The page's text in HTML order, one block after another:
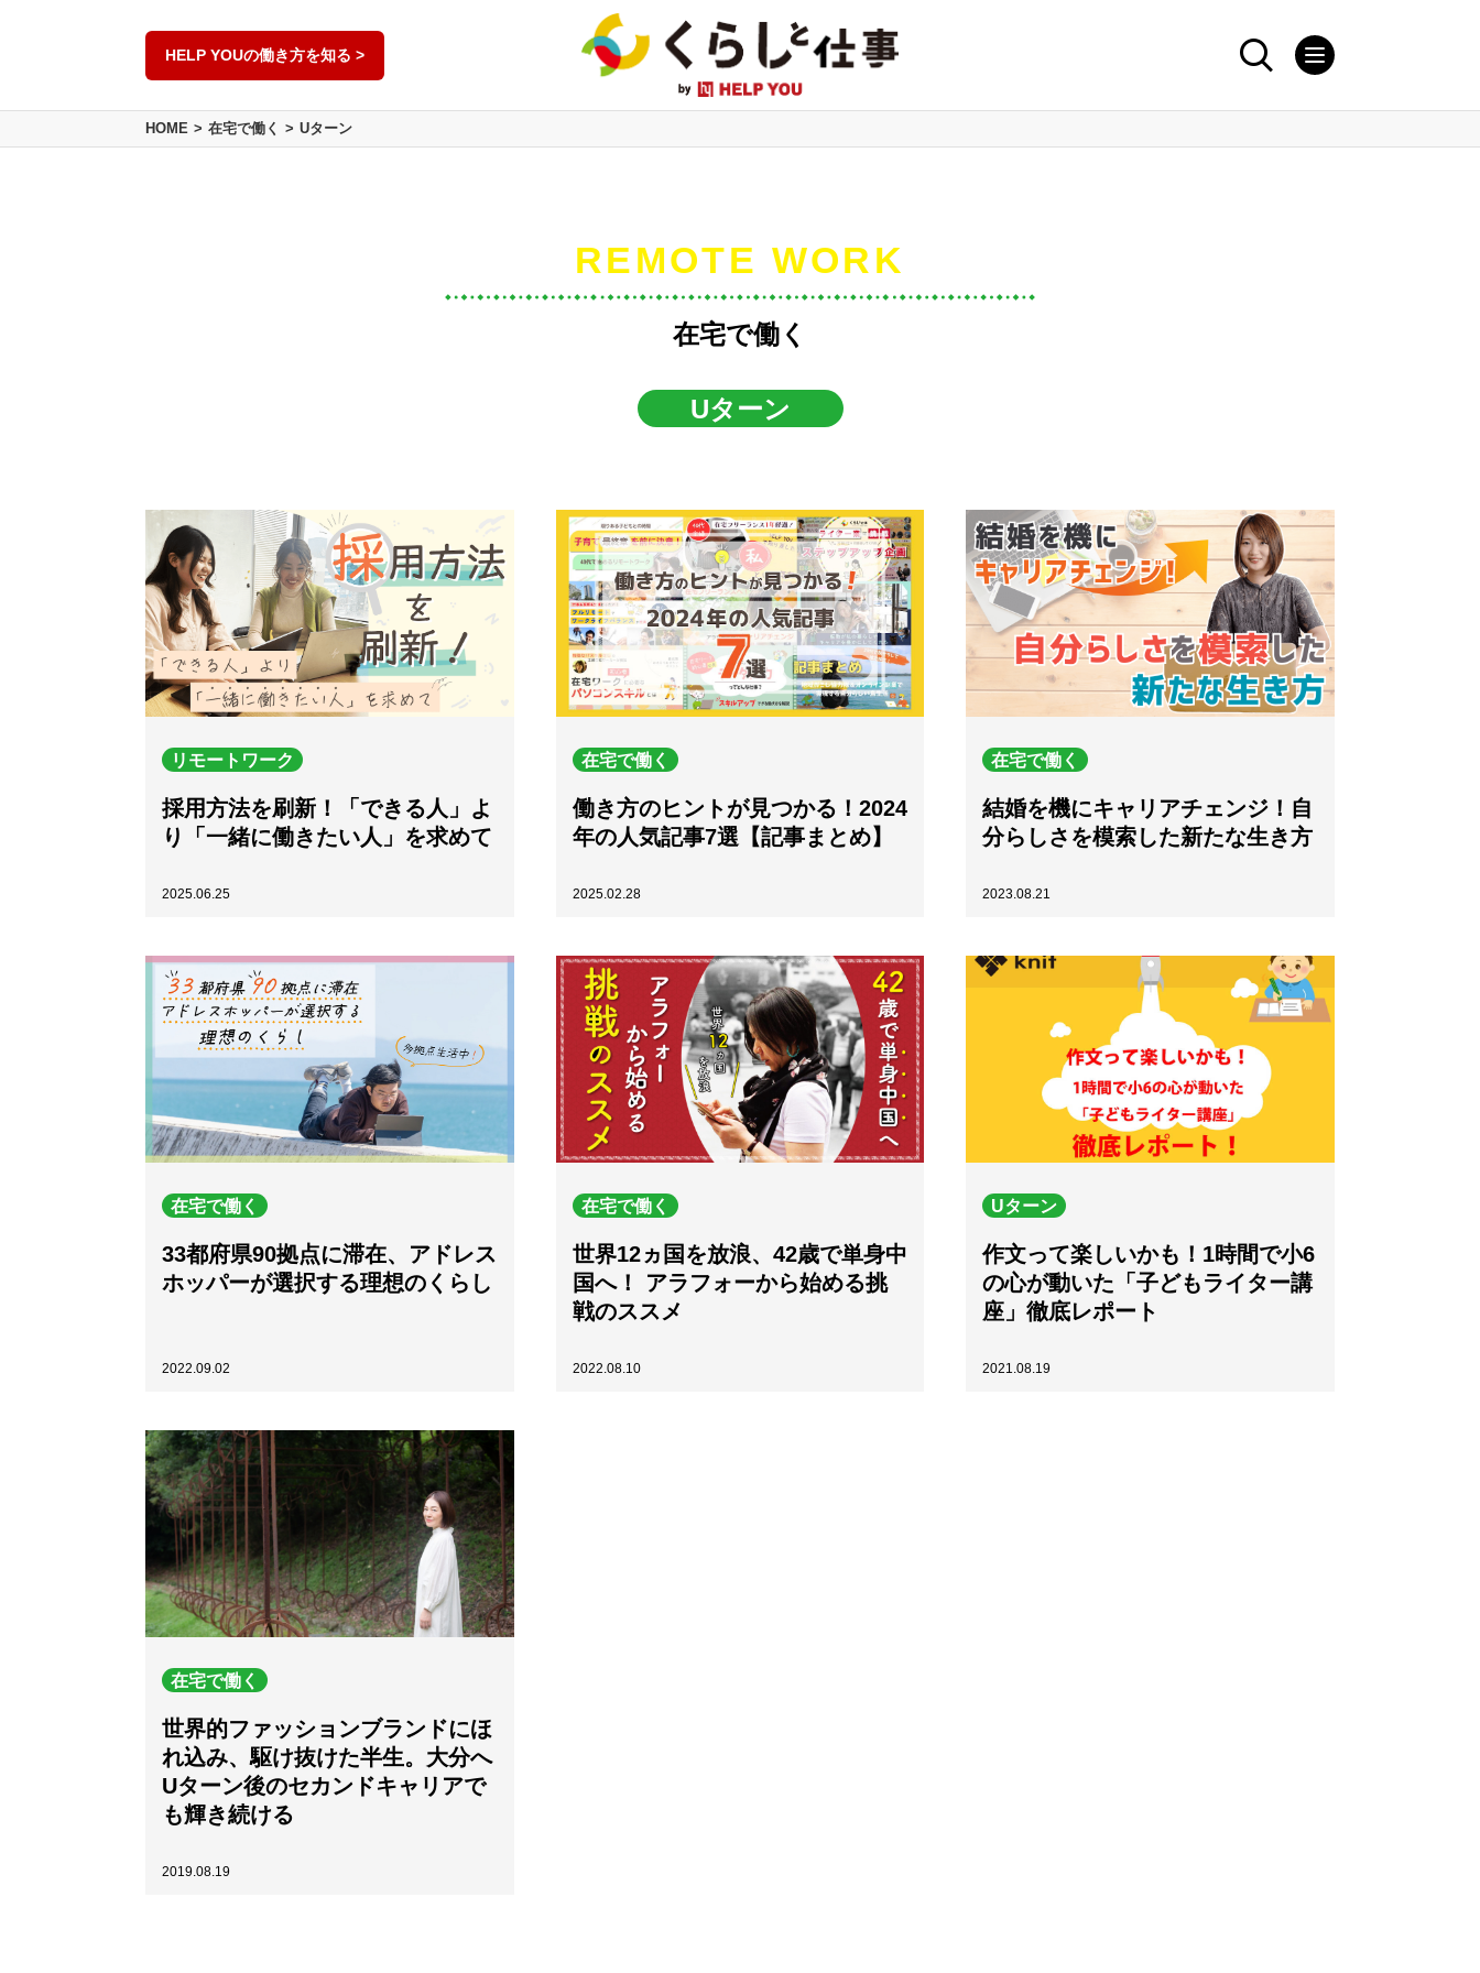
HELP YOUの働き方を知る >
HOME 在宅で働く Uターン
REMOTE WORK
在宅で働く
Uターン
リモートワーク
採用方法を刷新！「できる人」よ
り「一緒に働きたい人」を求めて
2025.06.25
在宅で働く
働き方のヒントが見つかる！2024
年の人気記事7選【記事まとめ】
2025.02.28
在宅で働く
結婚を機にキャリアチェンジ！自
分らしさを模索した新たな生き方
2023.08.21
在宅で働く
33都府県90拠点に滞在、アドレス
ホッパーが選択する理想のくらし
2022.09.02
在宅で働く
世界12ヵ国を放浪、42歳で単身中
国へ！ アラフォーから始める挑
戦のススメ
2022.08.10
Uターン
作文って楽しいかも！1時間で小6
の心が動いた「子どもライター講
座」徹底レポート
2021.08.19
在宅で働く
世界的ファッションブランドにほ
れ込み、駆け抜けた半生。大分へ
Uターン後のセカンドキャリアで
も輝き続ける
2019.08.19